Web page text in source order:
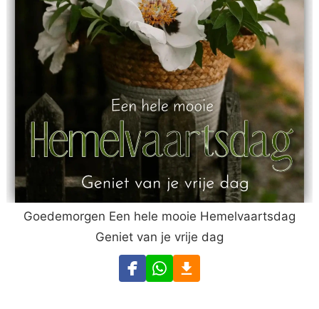
Goedemorgen Een hele mooie Hemelvaartsdag
Geniet van je vrije dag